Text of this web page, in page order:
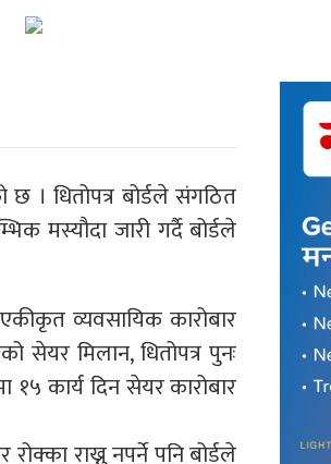
। धितोपत्र बोर्डले संगठित
मस्यौदा जारी गर्दै बोर्डले
व्यवसायिक कारोबार
सेयर मिलान, धितोपत्र पुनः
कार्य दिन सेयर कारोबार
राख्नु नपर्ने पनि बोर्डले